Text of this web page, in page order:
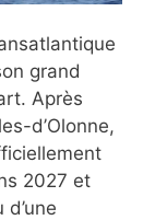
grand
Après
d’Olonne,
2027 et